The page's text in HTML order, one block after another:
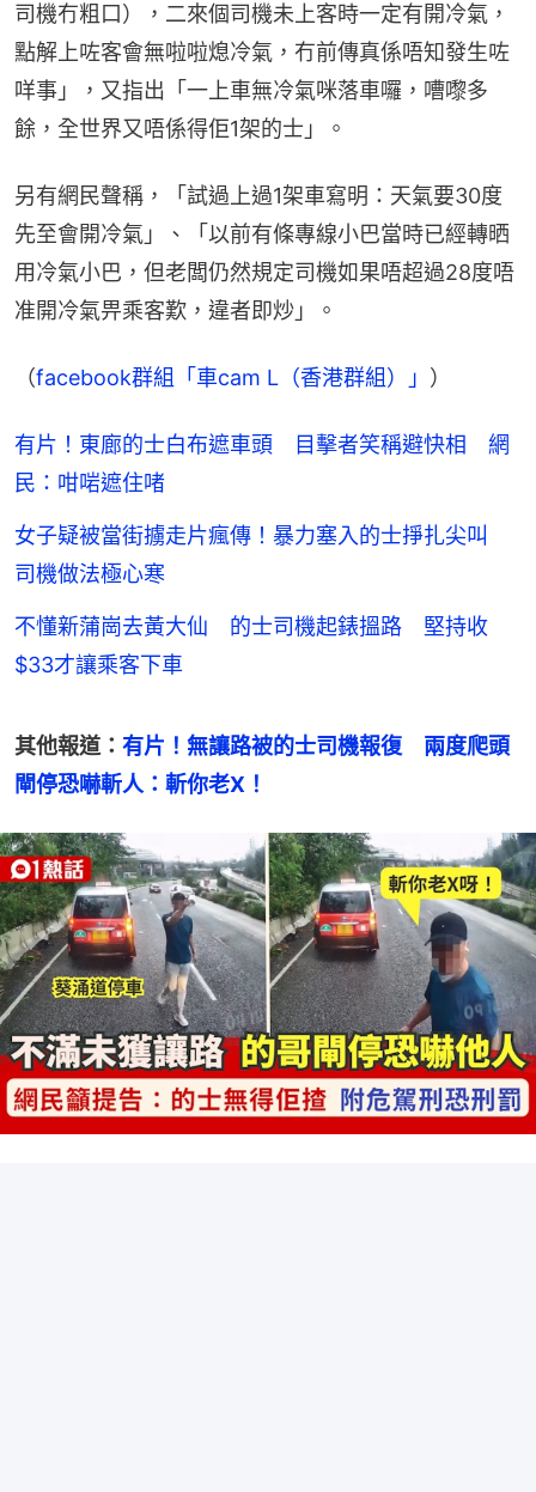
司機冇粗口），二來個司機未上客時一定有開冷氣，
點解上咗客會無啦啦熄冷氣，冇前傳真係唔知發生咗
咩事」，又指出「一上車無冷氣咪落車囉，嘈嚟多
餘，全世界又唔係得佢1架的士」。
另有網民聲稱，「試過上過1架車寫明：天氣要30度
先至會開冷氣」、「以前有條專線小巴當時已經轉晒
用冷氣小巴，但老闆仍然規定司機如果唔超過28度唔
准開冷氣畀乘客歎，違者即炒」。
（facebook群組「車cam L（香港群組）」 ）
有片！東廊的士白布遮車頭 目擊者笑稱避快相 網
民：咁啱遮住啫
女子疑被當街擄走片瘋傳！暴力塞入的士掙扎尖叫
司機做法極心寒
不懂新蒲崗去黃大仙 的士司機起錶搵路 堅持收
$33才讓乘客下車
其他報道： 有片！無讓路被的士司機報復　兩度爬頭
閘停恐嚇斬人：斬你老X！